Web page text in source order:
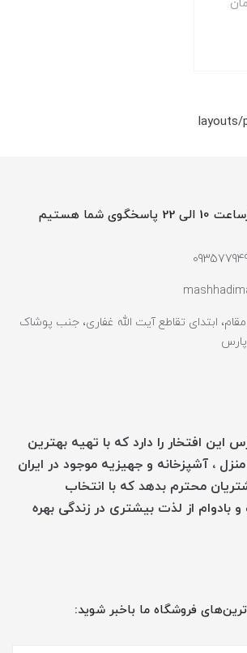
layouts/
شما هستیم
مقام، ابتدای تقاطع آیت الله غفاری، جنب پوشاک
پارس
این افتخار را دارد که با تهیه بهترین
، آشپزخانه و جهیزیه موجود در ایران
محترم بدهد که با انتخاب
بادوام از لذت بیشتری در زندگی بهره
فروشگاه ما باخبر شوید: